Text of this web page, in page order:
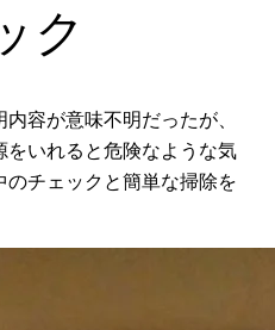
ク
容が意味不明だったが、
いれると危険なような気
チェックと簡単な掃除を